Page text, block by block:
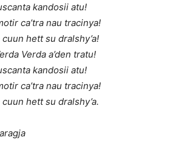
kandosii atu!
ca’tra nau tracinya!
cuun hett su dralshy’a!
Verda a’den tratu!
kandosii atu!
ca’tra nau tracinya!
cuun hett su dralshy’a.